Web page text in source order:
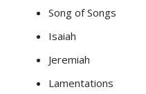
Song of Songs
Isaiah
Jeremiah
Lamentations